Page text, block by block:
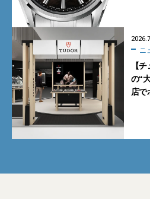
ニ
【
の“
店で